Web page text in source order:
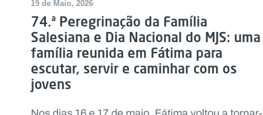
19 de Maio, 2026
74.ª Peregrinação da Família
Salesiana e Dia Nacional do MJS: uma
família reunida em Fátima para
escutar, servir e caminhar com os
jovens